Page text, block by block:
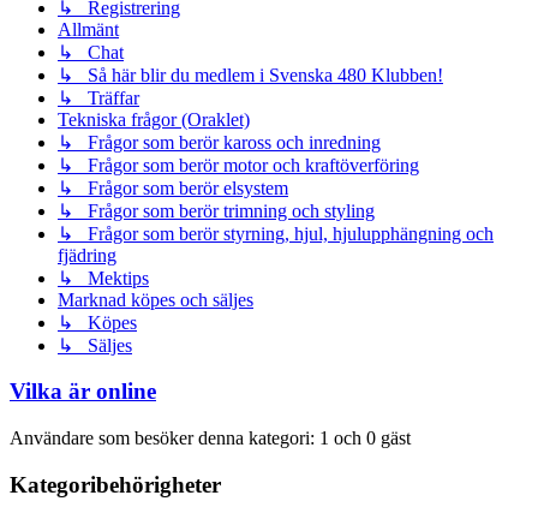
↳ Registrering
Allmänt
↳ Chat
↳ Så här blir du medlem i Svenska 480 Klubben!
↳ Träffar
Tekniska frågor (Oraklet)
↳ Frågor som berör kaross och inredning
↳ Frågor som berör motor och kraftöverföring
↳ Frågor som berör elsystem
↳ Frågor som berör trimning och styling
↳ Frågor som berör styrning, hjul, hjulupphängning och
fjädring
↳ Mektips
Marknad köpes och säljes
↳ Köpes
↳ Säljes
Vilka är online
Användare som besöker denna kategori: 1 och 0 gäst
Kategoribehörigheter